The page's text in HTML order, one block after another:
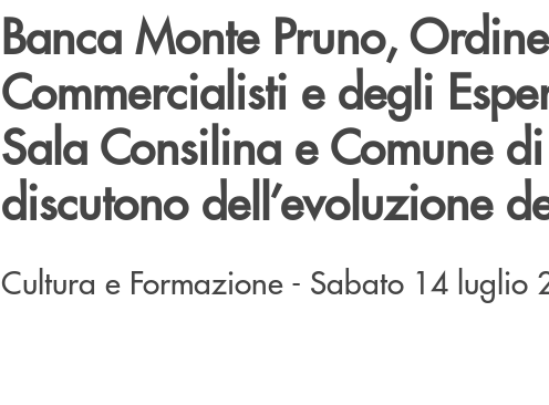
Banca Monte Pruno,
Commercialisti e degli
Sala Consilina e Comune
discutono dell’evoluzione
Cultura e Formazione - Sabato 14